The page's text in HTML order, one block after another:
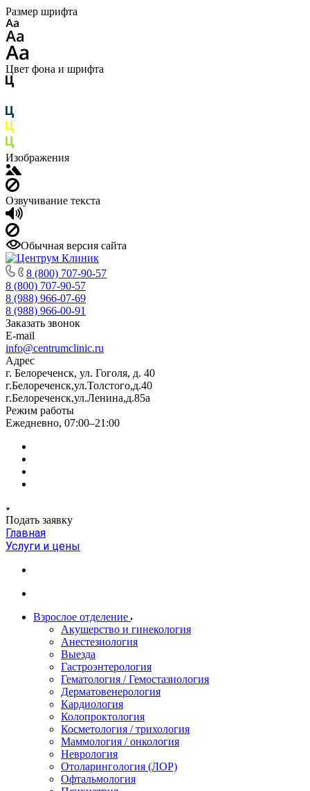
Размер шрифта
Цвет фона и шрифта
Изображения
Озвучивание текста
Обычная версия сайта
8 (800) 707-90-57
8 (800) 707-90-57
8 (988) 966-07-69
8 (988) 966-00-91
Заказать звонок
E-mail
info@centrumclinic.ru
Адрес
г. Белореченск, ул. Гоголя, д. 40
г.Белореченск,ул.Толстого,д.40
г.Белореченск,ул.Ленина,д.85а
Режим работы
Ежедневно, 07:00–21:00
Подать заявку
Главная
Услуги и цены
Взрослое отделение
Акушерство и гинекология
Анестезиология
Выезда
Гастроэнтерология
Гематология / Гемостазиология
Дерматовенерология
Кардиология
Колопроктология
Косметология / трихология
Маммология / онкология
Неврология
Отоларингология (ЛОР)
Офтальмология